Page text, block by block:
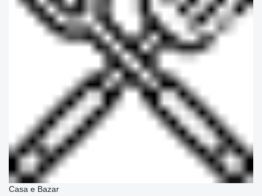
Casa e Bazar